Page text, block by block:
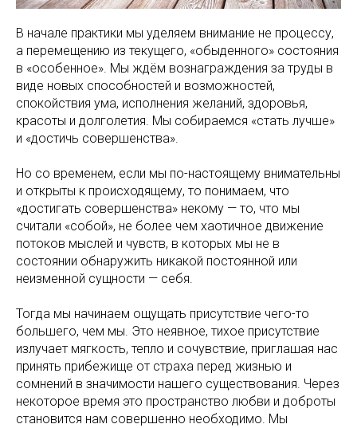
В начале практики мы уделяем внимание не процессу,
а перемещению из текущего, «обыденного» состояния
в «особенное». Мы ждём вознаграждения за труды в
виде новых способностей и возможностей,
спокойствия ума, исполнения желаний, здоровья,
красоты и долголетия. Мы собираемся «стать лучше»
и «достичь совершенства».
Но со временем, если мы по-настоящему внимательны
и открыты к происходящему, то понимаем, что
«достигать совершенства» некому — то, что мы
считали «собой», не более чем хаотичное движение
потоков мыслей и чувств, в которых мы не в
состоянии обнаружить никакой постоянной или
неизменной сущности — себя.
Тогда мы начинаем ощущать присутствие чего-то
большего, чем мы. Это неявное, тихое присутствие
излучает мягкость, тепло и сочувствие, приглашая нас
принять прибежище от страха перед жизнью и
сомнений в значимости нашего существования. Через
некоторое время это пространство любви и доброты
становится нам совершенно необходимо. Мы